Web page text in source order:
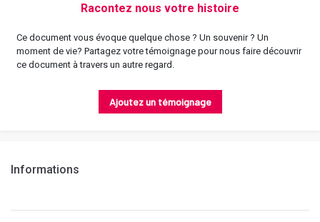
Informations
Racontez nous votre histoire
Ce document vous évoque quelque chose ? Un souvenir ? Un
moment de vie? Partagez votre témoignage pour nous faire découvrir
ce document à travers un autre regard.
Ajoutez un témoignage